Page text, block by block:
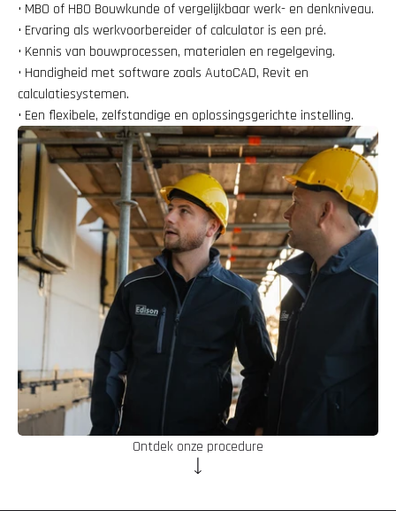
• MBO of HBO Bouwkunde of vergelijkbaar werk- en denkniveau.
• Ervaring als werkvoorbereider of calculator is een pré.
• Kennis van bouwprocessen, materialen en regelgeving.
• Handigheid met software zoals AutoCAD, Revit en
calculatiesystemen.
• Een flexibele, zelfstandige en oplossingsgerichte instelling.
Ontdek onze procedure